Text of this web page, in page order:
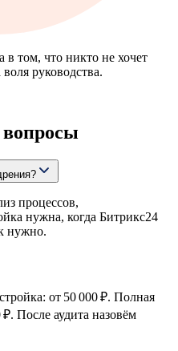
в том, что никто не хочет
руководства.
процессов,
нужна, когда Битрикс24
нужно.
от 50 000 ₽. Полная
₽. После аудита назовём